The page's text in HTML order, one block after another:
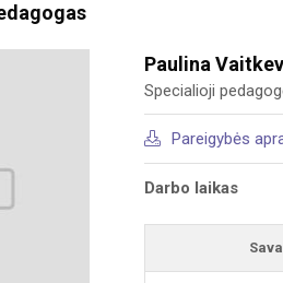
Paulina
Specialioji
Pareigybės
Darbo laikas